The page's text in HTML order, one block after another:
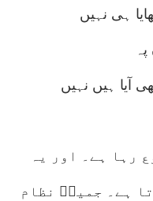
ہی نہیں
آیا ہیں نہیں
رہا ہے۔ اور یہ
ہے۔ جمیلؔ نظام